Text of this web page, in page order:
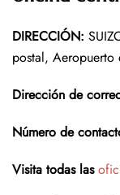
DIRECCIÓN:
postal,
Dirección de
Número de
Visita todas las